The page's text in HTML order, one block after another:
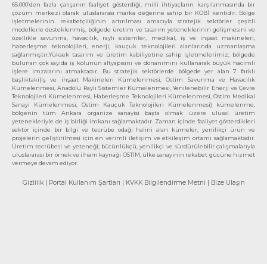
65.000’den fazla çalışanın faaliyet gösterdiği, milli ihtiyaçların karşılanmasında bir
çözüm merkezi olarak uluslararası marka değerine sahip bir KOBİ kentidir. Bölge
işletmelerinin rekabetçiliğinin artırılması amacıyla stratejik sektörler çeşitli
modellerle desteklenmiş, bölgede üretim ve tasarım yeteneklerinin gelişmesini ve
özellikle savunma, havacılık, raylı sistemler, medikal, iş ve inşaat makineleri,
haberleşme teknolojileri, enerji, kauçuk teknolojileri alanlarında uzmanlaşma
sağlanmıştır.Yüksek tasarım ve üretim kabiliyetine sahip işletmelerimiz, bölgede
bulunan çok sayıda iş kolunun altyapısını ve donanımını kullanarak büyük hacimli
işlere imzalarını atmaktadır. Bu stratejik sektörlerde bölgede yer alan 7 farklı
başlıktaki(İş ve inşaat Makineleri Kümelenmesi, Ostim Savunma ve Havacılık
Kümelenmesi, Anadolu Raylı Sistemler Kümelenmesi, Yenilenebilir Enerji ve Çevre
Teknolojileri Kümelenmesi, Haberleşme Teknolojileri Kümelenmesi, Ostim Medikal
Sanayi Kümelenmesi, Ostim Kauçuk Teknolojileri Kümelenmesi) kümelenme,
bölgenin tüm Ankara organize sanayisi başta olmak üzere ulusal üretim
yetenekleriyle de iş birliği imkanı sağlamaktadır. Zaman içinde faaliyet gösterdikleri
sektör içinde bir bilgi ve tecrübe odağı halini alan kümeler, yenilikçi ürün ve
projelerin geliştirilmesi için en verimli iletişim ve etkileşim ortamı sağlamaktadır.
Üretim tecrübesi ve yeteneği; bütünlükçü, yenilikçi ve sürdürülebilir çalışmalarıyla
uluslararası bir örnek ve ilham kaynağı OSTİM, ülke sanayinin rekabet gücüne hizmet
vermeye devam ediyor.
Gizlilik | Portal Kullanım Şartları | KVKK Bilgilendirme Metni | Bize Ulaşın